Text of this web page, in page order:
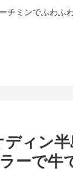
チミンでふわふ
ディン
ーで牛